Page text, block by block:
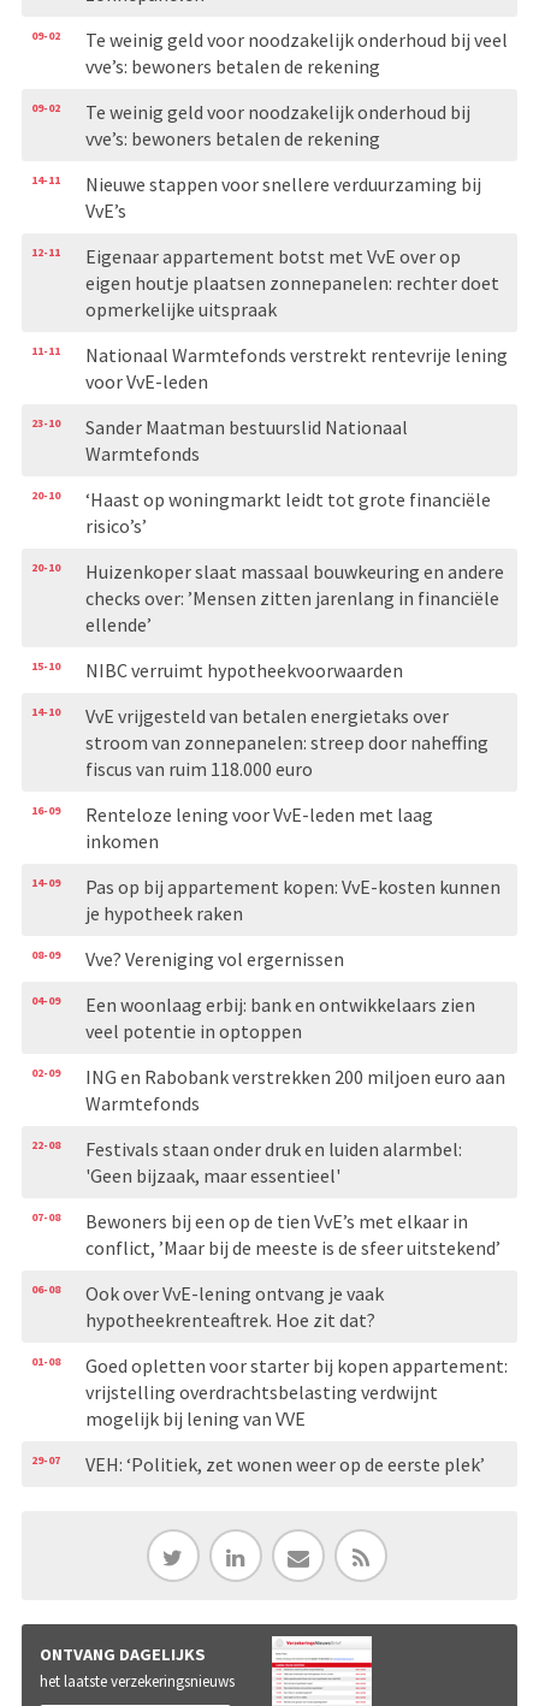
09-02
Te weinig geld voor noodzakelijk onderhoud bij veel
vve’s: bewoners betalen de rekening
09-02
Te weinig geld voor noodzakelijk onderhoud bij
vve’s: bewoners betalen de rekening
14-11
Nieuwe stappen voor snellere verduurzaming bij
VvE’s
12-11
Eigenaar appartement botst met VvE over op
eigen houtje plaatsen zonnepanelen: rechter doet
opmerkelijke uitspraak
11-11
Nationaal Warmtefonds verstrekt rentevrije lening
voor VvE-leden
23-10
Sander Maatman bestuurslid Nationaal
Warmtefonds
20-10
‘Haast op woningmarkt leidt tot grote financiële
risico’s’
20-10
Huizenkoper slaat massaal bouwkeuring en andere
checks over: ’Mensen zitten jarenlang in financiële
ellende’
15-10 NIBC verruimt hypotheekvoorwaarden
14-10
VvE vrijgesteld van betalen energietaks over
stroom van zonnepanelen: streep door naheffing
fiscus van ruim 118.000 euro
16-09
Renteloze lening voor VvE-leden met laag
inkomen
14-09
Pas op bij appartement kopen: VvE-kosten kunnen
je hypotheek raken
08-09 Vve? Vereniging vol ergernissen
04-09
Een woonlaag erbij: bank en ontwikkelaars zien
veel potentie in optoppen
02-09
ING en Rabobank verstrekken 200 miljoen euro aan
Warmtefonds
22-08
Festivals staan onder druk en luiden alarmbel:
'Geen bijzaak, maar essentieel'
07-08
Bewoners bij een op de tien VvE’s met elkaar in
conflict, ’Maar bij de meeste is de sfeer uitstekend’
06-08
Ook over VvE-lening ontvang je vaak
hypotheekrenteaftrek. Hoe zit dat?
01-08
Goed opletten voor starter bij kopen appartement:
vrijstelling overdrachtsbelasting verdwijnt
mogelijk bij lening van VVE
29-07 VEH: ‘Politiek, zet wonen weer op de eerste plek’
ONTVANG DAGELIJKS
het laatste verzekeringsnieuws